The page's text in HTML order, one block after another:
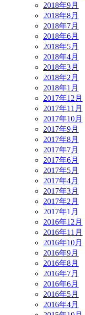
2018年9月
2018年8月
2018年7月
2018年6月
2018年5月
2018年4月
2018年3月
2018年2月
2018年1月
2017年12月
2017年11月
2017年10月
2017年9月
2017年8月
2017年7月
2017年6月
2017年5月
2017年4月
2017年3月
2017年2月
2017年1月
2016年12月
2016年11月
2016年10月
2016年9月
2016年8月
2016年7月
2016年6月
2016年5月
2016年4月